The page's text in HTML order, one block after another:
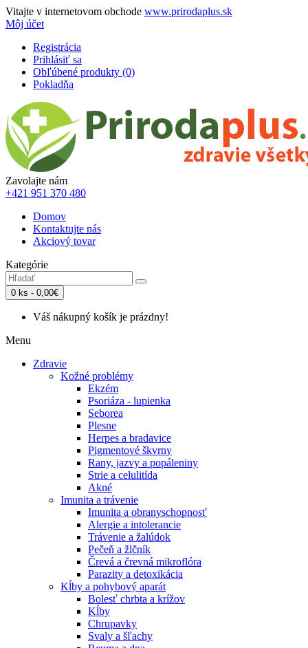
Vitajte v internetovom obchode www.prirodaplus.sk
Môj účet
Registrácia
Prihlásiť sa
Obľúbené produkty (0)
Pokladňa
Zavolajte nám
+421 951 370 480
Domov
Kontaktujte nás
Akciový tovar
Kategórie
0 ks - 0,00€
Váš nákupný košík je prázdny!
Menu
Zdravie
Kožné problémy
Ekzém
Psoriáza - lupienka
Seborea
Plesne
Herpes a bradavice
Pigmentové škvrny
Rany, jazvy a popáleniny
Strie a celulitída
Akné
Imunita a trávenie
Imunita a obranyschopnosť
Alergie a intolerancie
Trávenie a žalúdok
Pečeň a žlčník
Črevá a črevná mikroflóra
Parazity a detoxikácia
Kĺby a pohybový aparát
Bolesť chrbta a krížov
Kĺby
Chrupavky
Svaly a šľachy